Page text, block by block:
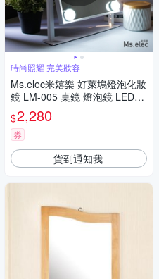
時尚照耀 完美妝容
Ms.elec米嬉樂 好萊塢燈泡化妝
鏡 LM-005 桌鏡 燈泡鏡 LED燈
泡鏡
$2,280
券
貨到通知我